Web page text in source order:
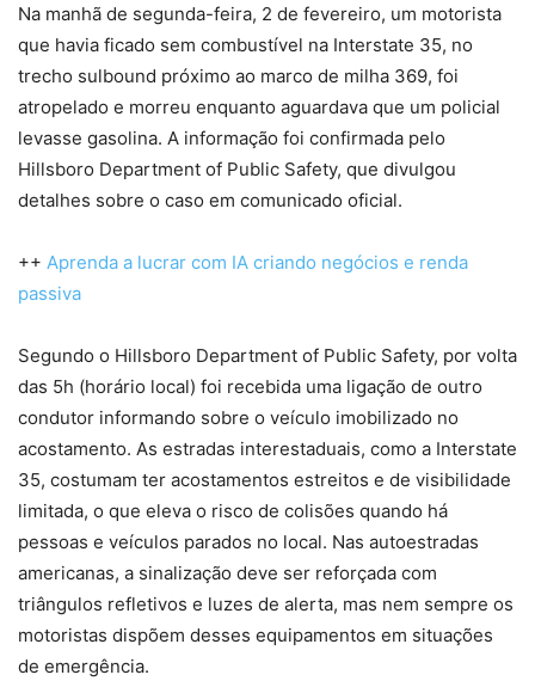
Na manhã de segunda-feira, 2 de fevereiro, um motorista
que havia ficado sem combustível na Interstate 35, no
trecho sulbound próximo ao marco de milha 369, foi
atropelado e morreu enquanto aguardava que um policial
levasse gasolina. A informação foi confirmada pelo
Hillsboro Department of Public Safety, que divulgou
detalhes sobre o caso em comunicado oficial.
++ Aprenda a lucrar com IA criando negócios e renda
passiva
Segundo o Hillsboro Department of Public Safety, por volta
das 5h (horário local) foi recebida uma ligação de outro
condutor informando sobre o veículo imobilizado no
acostamento. As estradas interestaduais, como a Interstate
35, costumam ter acostamentos estreitos e de visibilidade
limitada, o que eleva o risco de colisões quando há
pessoas e veículos parados no local. Nas autoestradas
americanas, a sinalização deve ser reforçada com
triângulos refletivos e luzes de alerta, mas nem sempre os
motoristas dispõem desses equipamentos em situações
de emergência.